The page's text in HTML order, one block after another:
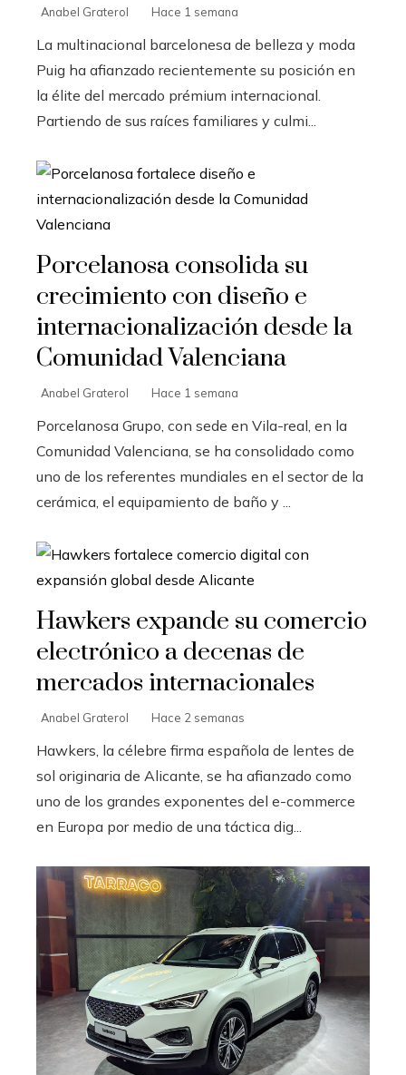
Anabel Graterol Hace 1 semana
La multinacional barcelonesa de belleza y moda
Puig ha afianzado recientemente su posición en
la élite del mercado prémium internacional.
Partiendo de sus raíces familiares y culmi...
Porcelanosa consolida su
crecimiento con diseño e
internacionalización desde la
Comunidad Valenciana
Anabel Graterol Hace 1 semana
Porcelanosa Grupo, con sede en Vila-real, en la
Comunidad Valenciana, se ha consolidado como
uno de los referentes mundiales en el sector de la
cerámica, el equipamiento de baño y ...
Hawkers expande su comercio
electrónico a decenas de
mercados internacionales
Anabel Graterol Hace 2 semanas
Hawkers, la célebre firma española de lentes de
sol originaria de Alicante, se ha afianzado como
uno de los grandes exponentes del e-commerce
en Europa por medio de una táctica dig...